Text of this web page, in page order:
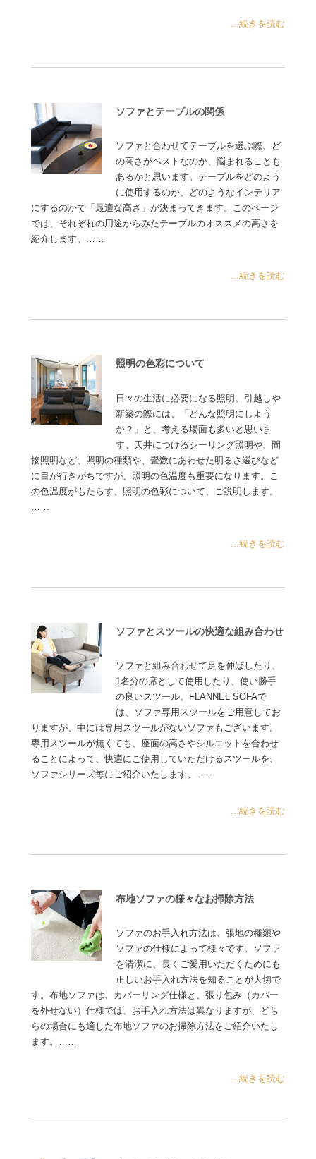
...続きを読む
ソファとテーブルの関係
ソファと合わせてテーブルを選ぶ際、ど
の高さがベストなのか、悩まれることも
あるかと思います。テーブルをどのよう
に使用するのか、どのようなインテリア
にするのかで「最適な高さ」が決まってきます。このページ
では、それぞれの用途からみたテーブルのオススメの高さを
紹介します。……
...続きを読む
照明の色彩について
日々の生活に必要になる照明。引越しや
新築の際には、「どんな照明にしよう
か？」と、考える場面も多いと思いま
す。天井につけるシーリング照明や、間
接照明など、照明の種類や、畳数にあわせた明るさ選びなど
に目が行きがちですが、照明の色温度も重要になります。こ
の色温度がもたらす、照明の色彩について、ご説明します。
...続きを読む
ソファとスツールの快適な組み合わせ
ソファと組み合わせて足を伸ばしたり、
1名分の席として使用したり、使い勝手
の良いスツール。FLANNEL SOFAで
は、ソファ専用スツールをご用意してお
りますが、中には専用スツールがないソファもございます。
専用スツールが無くても、座面の高さやシルエットを合わせ
ることによって、快適にご使用していただけるスツールを、
ソファシリーズ毎にご紹介いたします。……
...続きを読む
布地ソファの様々なお掃除方法
ソファのお手入れ方法は、張地の種類や
ソファの仕様によって様々です。ソファ
を清潔に、長くご愛用いただくためにも
正しいお手入れ方法を知ることが大切で
す。布地ソファは、カバーリング仕様と、張り包み（カバー
を外せない）仕様では、お手入れ方法は異なりますが、どち
らの場合にも適した布地ソファのお掃除方法をご紹介いたし
ます。……
...続きを読む